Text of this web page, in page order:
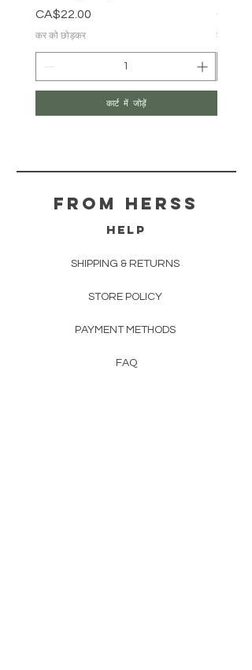
मूल्य
CA$22.00
कर को छोड़कर
कार्ट में जोड़ें
मूल्य
कर को
From herss
HELP
SHIPPING & RETURNS
STORE POLICY
PAYMENT METHODS
FAQ